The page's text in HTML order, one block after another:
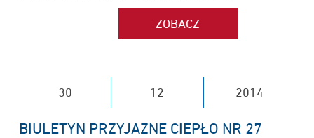
30 12 2014
BIULETYN PRZYJAZNE CIEPŁO NR 27